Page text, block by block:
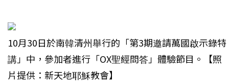
10月30日於南韓清州舉行的「第3期邀請萬國啟示錄特
講」中，參加者進行「OX聖經問答」體驗節目。【照
片提供：新天地耶穌教會】